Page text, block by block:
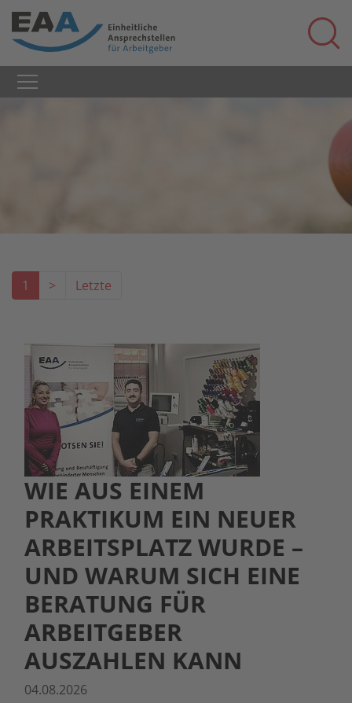
1 > Letzte
WIE AUS EINEM
PRAKTIKUM EIN NEUER
ARBEITSPLATZ WURDE –
UND WARUM SICH EINE
BERATUNG FÜR
ARBEITGEBER
AUSZAHLEN KANN
04.08.2026